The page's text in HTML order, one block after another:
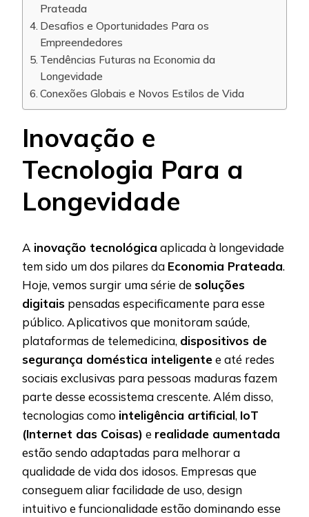
Prateada
Desafios e Oportunidades Para os
Empreendedores
Tendências Futuras na Economia da
Longevidade
Conexões Globais e Novos Estilos de Vida
Inovação e
Tecnologia Para a
Longevidade
A inovação tecnológica aplicada à longevidade
tem sido um dos pilares da Economia Prateada.
Hoje, vemos surgir uma série de soluções
digitais pensadas especificamente para esse
público. Aplicativos que monitoram saúde,
plataformas de telemedicina, dispositivos de
segurança doméstica inteligentee até redes
sociais exclusivas para pessoas maduras fazem
parte desse ecossistema crescente. Além disso,
tecnologias como inteligência artificial, IoT
(Internet das Coisas) e realidade aumentada
estão sendo adaptadas para melhorar a
qualidade de vida dos idosos. Empresas que
conseguem aliar facilidade de uso, design
intuitivo e funcionalidade estão dominando esse